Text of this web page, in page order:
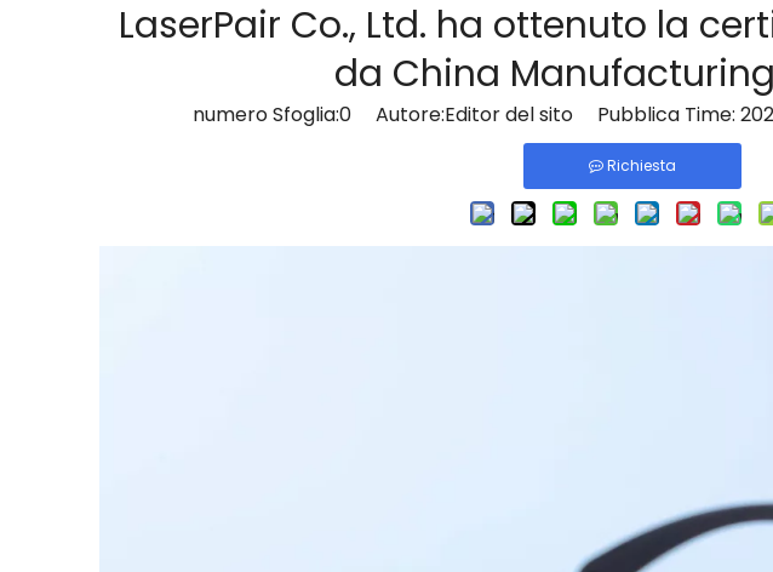
LaserPair Co., Ltd. ha ottenuto la
da China
numero Sfoglia:0Autore:Editor del sito Pubblica Time:
Richiesta